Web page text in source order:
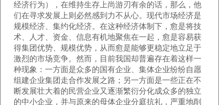
经济行为），在维持生存上尚游刃有余的话，那么，他
们在寻求发展上则必然感到力不从心。现代市场经济是
规模经济、集约化经济。在这种经济体制下，愈是将技
术、人才、资金、信息有机地聚焦在一起，愈是容易获
得集团优势、规模优势，从而愈是能够更稳定地立足于
激烈的市场竞争。然而，目前我国却普遍存在着这样一
种现象：一方面是众多的国有企业、集体企业纷纷自愿
组建企业集团走合作发展之路；另一方面是一些正在不
断发展壮大着的民营企业又逐渐繁衍分化成众多的独立
的中小企业，并与原来的母体企业分庭抗礼，严重地削